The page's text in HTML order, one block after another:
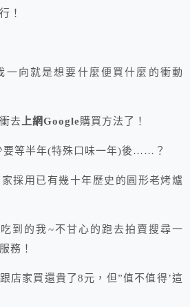
！
一向就是想要什麼便買什麼的衝動
去上網Google購買方法了！
要等半年(特殊口味一年)後……？
採用已有幾十年歷史的圓形老烤爐
到的我~不甘心的跑去拍賣搜尋一
務！
店家買還貴了8元，但”值不值得’這